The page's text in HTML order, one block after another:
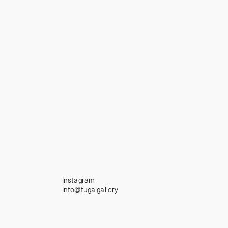
Instagram
Info@fuga.gallery